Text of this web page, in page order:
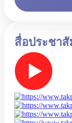
สื่อประชา